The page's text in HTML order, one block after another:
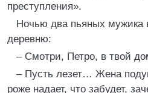
преступления».
Ночью два пьяных мужика
деревню:
– Смотри, Петро, в твой
– Пусть лезет… Жена
роже надает, что забудет,